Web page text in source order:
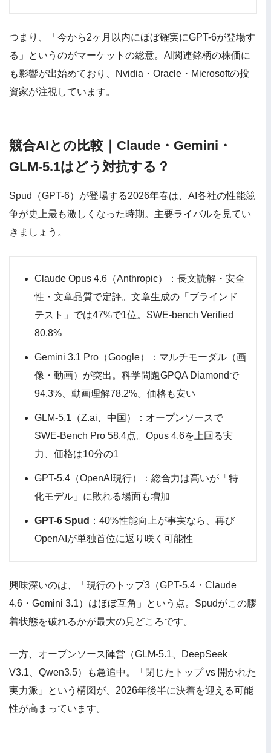
つまり、「今から2ヶ月以内にほぼ確実にGPT-6が登場す
る」というのがマーケットの総意。AI関連銘柄の株価に
も影響が出始めており、Nvidia・Oracle・Microsoftの投
資家が注視しています。
競合AIとの比較｜Claude・Gemini・
GLM-5.1はどう対抗する？
Spud（GPT-6）が登場する2026年春は、AI各社の性能競
争が史上最も激しくなった時期。主要ライバルを見てい
きましょう。
Claude Opus 4.6（Anthropic）：長文読解・安全
性・文章品質で定評。文章生成の「ブラインド
テスト」では47%で1位。SWE-bench Verified
80.8%
Gemini 3.1 Pro（Google）：マルチモーダル（画
像・動画）が突出。科学問題GPQA Diamondで
94.3%、動画理解78.2%。価格も安い
GLM-5.1（Z.ai、中国）：オープンソースで
SWE-Bench Pro 58.4点。Opus 4.6を上回る実
力、価格は10分の1
GPT-5.4（OpenAI現行）：総合力は高いが「特
化モデル」に敗れる場面も増加
GPT-6 Spud ：40%性能向上が事実なら、再び
OpenAIが単独首位に返り咲く可能性
興味深いのは、「現行のトップ3（GPT-5.4・Claude
4.6・Gemini 3.1）はほぼ互角」という点。Spudがこの膠
着状態を破れるかが最大の見どころです。
一方、オープンソース陣営（GLM-5.1、DeepSeek
V3.1、Qwen3.5）も急追中。「閉じたトップ vs 開かれた
実力派」という構図が、2026年後半に決着を迎える可能
性が高まっています。